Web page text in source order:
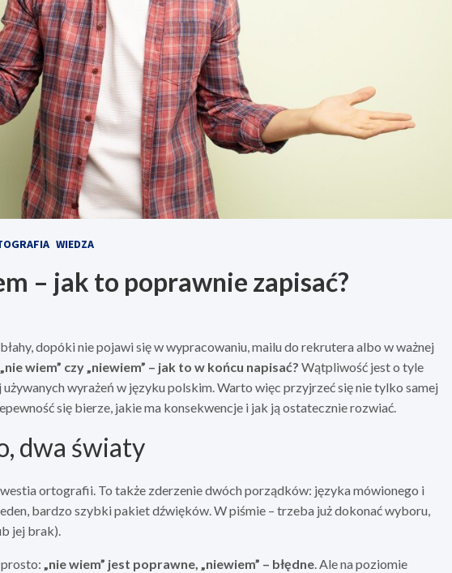
WIEDZA
– jak to poprawnie zapisać?
dopóki nie pojawi się w wypracowaniu, mailu do rekrutera albo w ważnej
„nie wiem” czy „niewiem” – jak to w końcu napisać? Wątpliwość jest o tyle
wyrażeń w języku polskim. Warto więc przyjrzeć się nie tylko samej
się bierze, jakie ma konsekwencje i jak ją ostatecznie rozwiać.
dwa światy
ortografii. To także zderzenie dwóch porządków: języka mówionego i
bardzo szybki pakiet dźwięków. W piśmie – trzeba już dokonać wyboru,
jej brak).
„nie wiem” jest poprawne, „niewiem” – błędne. Ale na poziomie